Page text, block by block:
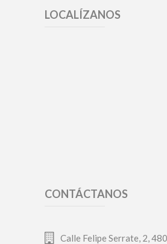
LOCALÍZANOS
CONTÁCTANOS
Calle Felipe Serrate, 2,